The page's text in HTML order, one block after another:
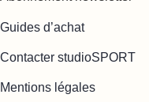
Guides d’achat
Contacter studioSPORT
Mentions légales